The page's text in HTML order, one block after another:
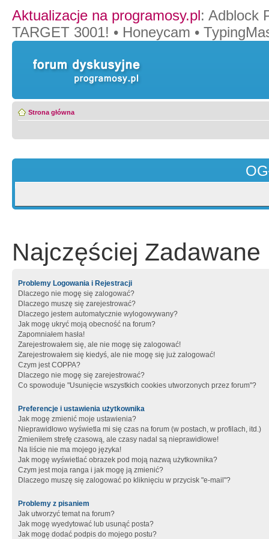
Aktualizacje na programosy.pl: Adblock
TARGET 3001! • Honeycam •
Strona główna
Najczęściej Zadawane
Problemy Logowania i Rejestracji
Dlaczego nie mogę się zalogować?
Dlaczego muszę się zarejestrować?
Dlaczego jestem automatycznie wylogowywany?
Jak mogę ukryć moją obecność na forum?
Zapomniałem hasła!
Zarejestrowałem się, ale nie mogę się zalogować!
Zarejestrowałem się kiedyś, ale nie mogę się już zalogować!
Czym jest COPPA?
Dlaczego nie mogę się zarejestrować?
Co spowoduje "Usunięcie wszystkich cookies utworzonych przez forum"?
Preferencje i ustawienia użytkownika
Jak mogę zmienić moje ustawienia?
Nieprawidłowo wyświetla mi się czas na forum (w postach, w profilach, itd.)
Zmieniłem strefę czasową, ale czasy nadal są nieprawidłowe!
Na liście nie ma mojego języka!
Jak mogę wyświetlać obrazek pod moją nazwą użytkownika?
Czym jest moja ranga i jak mogę ją zmienić?
Dlaczego muszę się zalogować po kliknięciu w przycisk "e-mail"?
Problemy z pisaniem
Jak utworzyć temat na forum?
Jak mogę wyedytować lub usunąć posta?
Jak mogę dodać podpis do mojego postu?